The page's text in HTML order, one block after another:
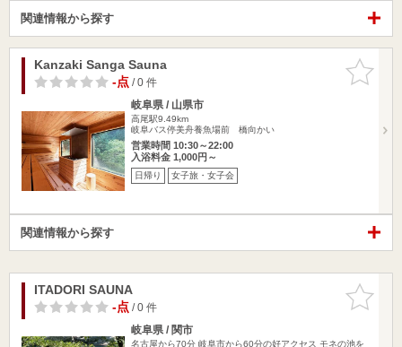
関連情報から探す
お気に入
りに追加
Kanzaki Sanga Sauna
-点/ 0 件
岐阜県 / 山県市
高尾駅9.49km
岐阜バス停美舟養魚場前 橋向かい
営業時間 10:30～22:00
入浴料金 1,000円～
日帰り 女子旅・女子会
関連情報から探す
お気に入
りに追加
ITADORI SAUNA
-点/ 0 件
岐阜県 / 関市
名古屋から70分 岐阜市から60分の好アクセス モネの池を